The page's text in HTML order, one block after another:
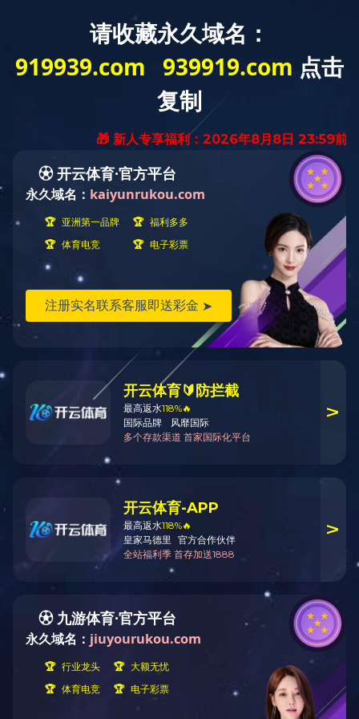
首页 产品 登录入口 线材类
MFI线材
柔软扁线Lightning连接线
主要参数:
型号：MC-119C
材质：PVC
长度：1m
颜色：白色/黑色